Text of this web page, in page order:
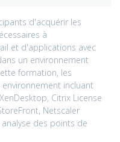
d'acquérir les
à
et d'applications avec
un environnement
formation, les
incluant
Citrix License
Netscaler
analyse des points de